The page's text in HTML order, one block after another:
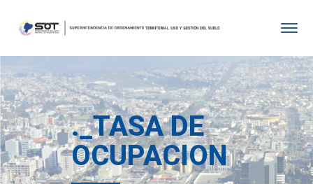
._TASA DE
OCUPACION